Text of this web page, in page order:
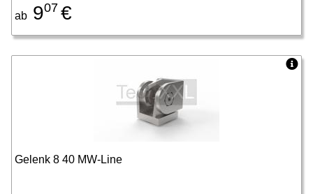
ab 907 €
Gelenk 8 40 MW-Line